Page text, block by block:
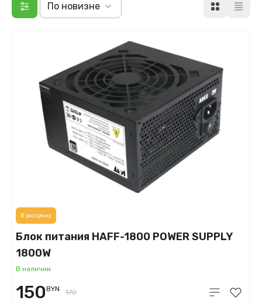
По новизне
Блок питания HAFF-1800 POWER SUPPLY
1800W
В наличии
В рассрочку
150BYN 170